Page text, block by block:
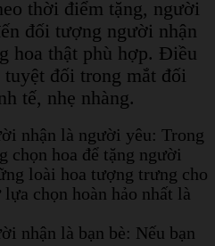
thời điểm tặng, người
đối tượng người nhận
hoa thật phù hợp. Điều
đối trong mắt đối
tế, nhẹ nhàng.
nhận là người yêu: Trong
chọn hoa để tặng người
loài hoa tượng trưng cho
chọn hoàn hảo nhất là
nhận là bạn bè: Nếu bạn